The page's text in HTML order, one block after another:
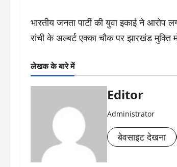
भारतीय जनता पार्टी की युवा इकाई ने
रांची के अल्बर्ट एक्का चौक पर झारखंड मुक्ति
लेखक के बारे में
Editor
Administrator
बेवसाइट देखना